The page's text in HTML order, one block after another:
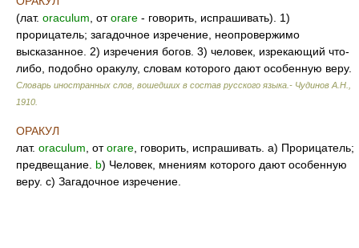
(лат. oraculum , отorare - говорить, испрашивать). 1)
прорицатель; загадочное изречение, неопровержимо
высказанное. 2) изречения богов. 3) человек, изрекающий что-
либо, подобно оракулу, словам которого дают особенную веру.
Словарь иностранных слов, вошедших в состав русского языка.- Чудинов А.Н.
1910
ОРАКУЛ
лат. oraculum , отorare , говорить, испрашивать. а) Прорицатель;
предвещание. b) Человек, мнениям которого дают особенную
веру. с) Загадочное изречение.